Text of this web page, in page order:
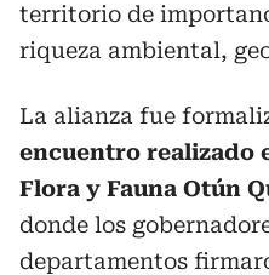
territorio de
riqueza ambiental,
La alianza fue
encuentro realizado
Flora y Fauna Otún
donde los
departamentos